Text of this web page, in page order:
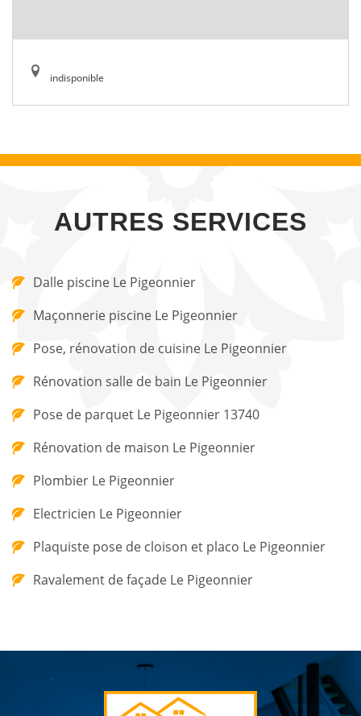
indisponible
AUTRES SERVICES
Dalle piscine Le Pigeonnier
Maçonnerie piscine Le Pigeonnier
Pose, rénovation de cuisine Le Pigeonnier
Rénovation salle de bain Le Pigeonnier
Pose de parquet Le Pigeonnier 13740
Rénovation de maison Le Pigeonnier
Plombier Le Pigeonnier
Electricien Le Pigeonnier
Plaquiste pose de cloison et placo Le Pigeonnier
Ravalement de façade Le Pigeonnier